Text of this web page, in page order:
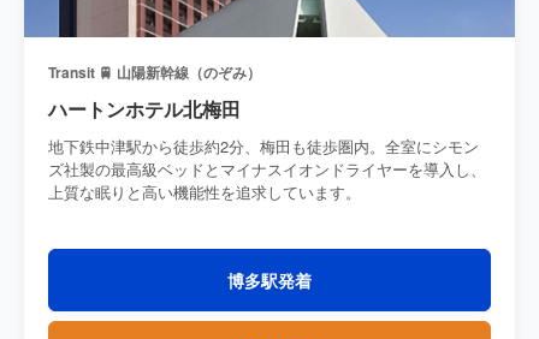
Transit 🚆 山陽新幹線（のぞみ）
ハートンホテル北梅田
地下鉄中津駅から徒歩約2分、梅田も徒歩圏内。全室にシモン
ズ社製の最高級ベッドとマイナスイオンドライヤーを導入し、
上質な眠りと高い機能性を追求しています。
博多駅発着